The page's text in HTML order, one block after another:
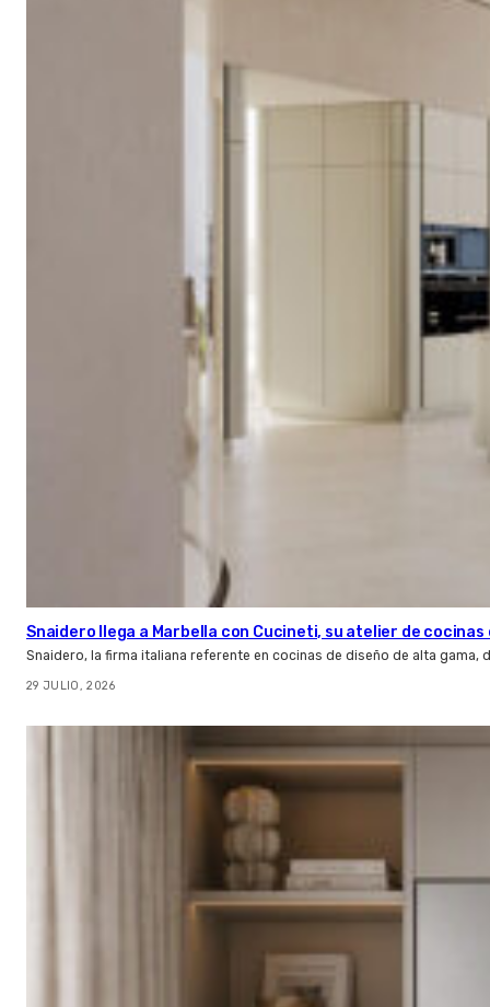
Snaidero llega a Marbella con Cucineti, su atelier de cocinas
Snaidero, la firma italiana referente en cocinas de diseño de alta gama,
29 JULIO, 2026